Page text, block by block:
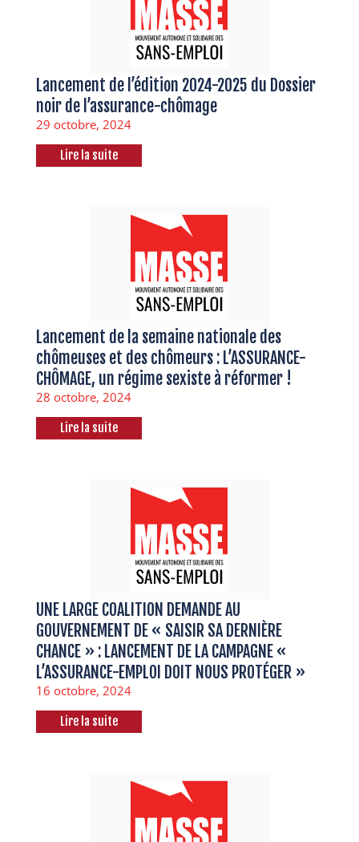
Lancement de l’édition 2024-2025 du Dossier
noir de l’assurance-chômage
29 octobre, 2024
Lire la suite
Lancement de la semaine nationale des
chômeuses et des chômeurs : L’ASSURANCE-
CHÔMAGE, un régime sexiste à réformer !
28 octobre, 2024
Lire la suite
UNE LARGE COALITION DEMANDE AU
GOUVERNEMENT DE « SAISIR SA DERNIÈRE
CHANCE » : LANCEMENT DE LA CAMPAGNE «
L’ASSURANCE-EMPLOI DOIT NOUS PROTÉGER »
16 octobre, 2024
Lire la suite